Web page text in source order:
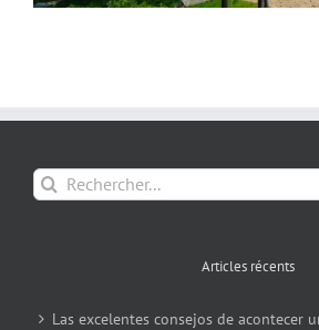
Rechercher:
Articles récents
Las excelentes consejos de acontecer